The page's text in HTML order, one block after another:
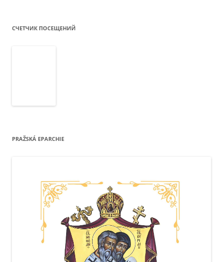
СЧЕТЧИК ПОСЕЩЕНИЙ
PRAŽSKÁ EPARCHIE